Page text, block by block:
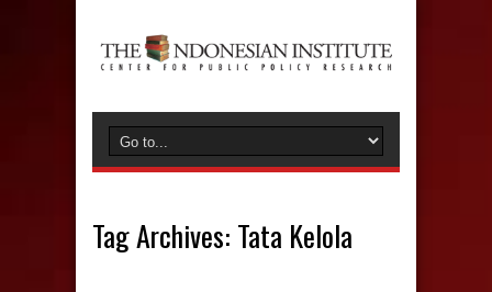
Tag Archives: Tata Kelola